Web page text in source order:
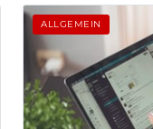
ALLGEMEIN